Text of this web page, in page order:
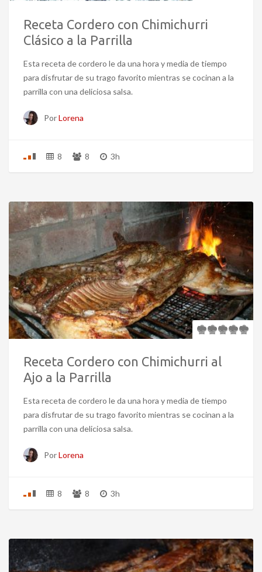
Receta Cordero con Chimichurri
Clásico a la Parrilla
Esta receta de cordero le da una hora y media de tiempo
para disfrutar de su trago favorito mientras se cocinan a la
parrilla con una deliciosa salsa.
PorLorena
8 8 3h
Receta Cordero con Chimichurri al
Ajo a la Parrilla
Esta receta de cordero le da una hora y media de tiempo
para disfrutar de su trago favorito mientras se cocinan a la
parrilla con una deliciosa salsa.
PorLorena
8 8 3h